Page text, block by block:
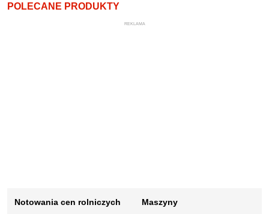
POLECANE PRODUKTY
REKLAMA
Notowania cen rolniczych
Maszyny